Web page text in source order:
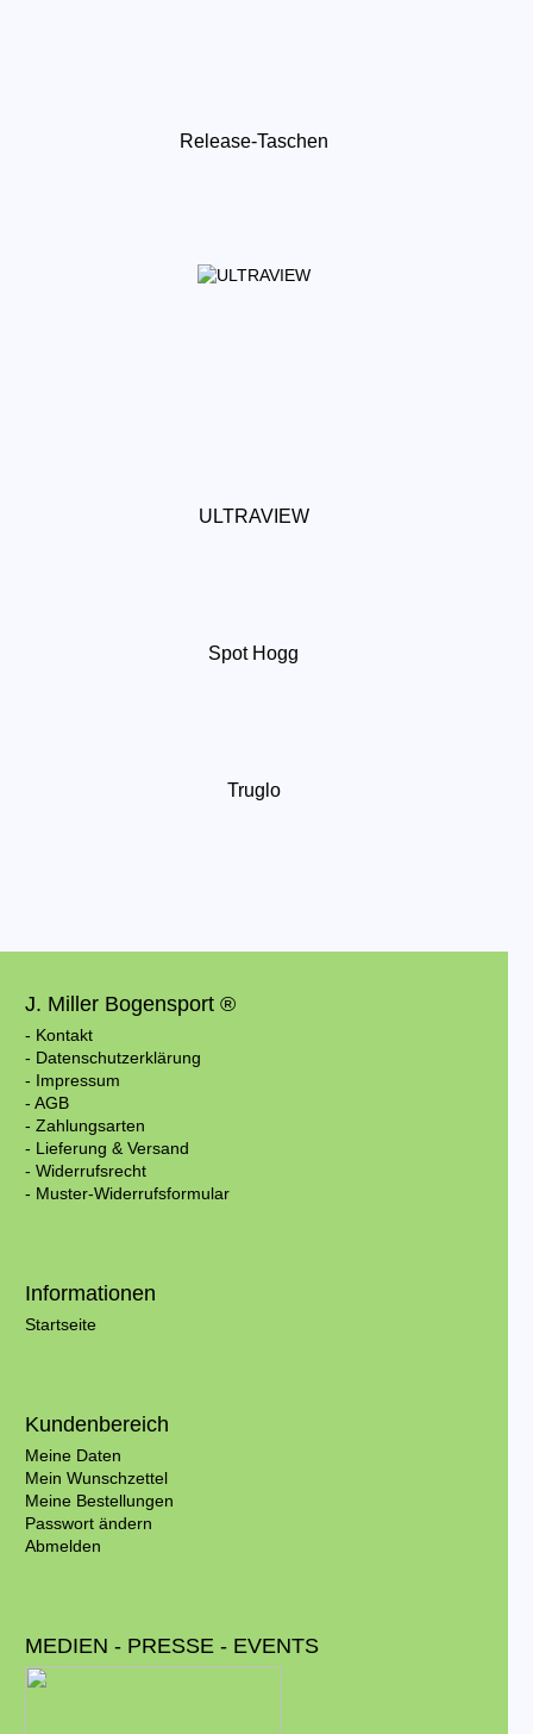
Release-Taschen
ULTRAVIEW
Spot Hogg
Truglo
J. Miller Bogensport ®
- Kontakt
- Datenschutzerklärung
- Impressum
- AGB
- Zahlungsarten
- Lieferung & Versand
- Widerrufsrecht
- Muster-Widerrufsformular
Informationen
Startseite
Kundenbereich
Meine Daten
Mein Wunschzettel
Meine Bestellungen
Passwort ändern
Abmelden
MEDIEN - PRESSE - EVENTS